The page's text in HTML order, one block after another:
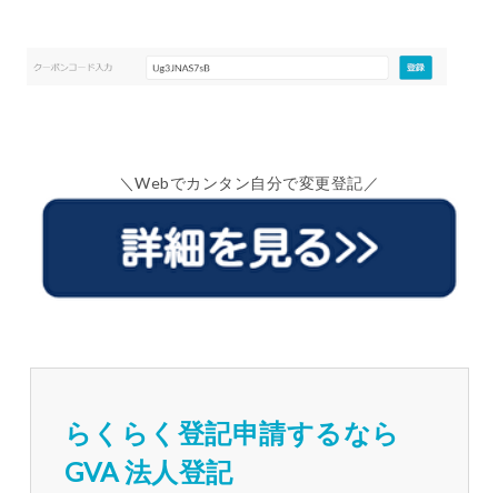
＼Webでカンタン自分で変更登記／
らくらく登記申請するなら
GVA 法人登記